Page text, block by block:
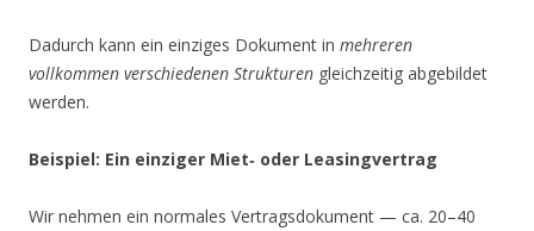
Dadurch kann ein einziges Dokument in mehreren
vollkommen verschiedenen Strukturen gleichzeitig abgebildet
werden.
Beispiel: Ein einziger Miet‑ oder Leasingvertrag
Wir nehmen ein normales Vertragsdokument — ca. 20–40